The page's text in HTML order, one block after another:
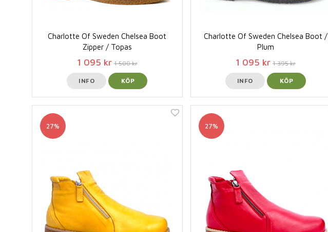
Charlotte Of Sweden Chelsea Boot
Zipper / Topas
1 095 kr 1 500 kr
INFO KÖP
Charlotte Of Sweden Chelsea Boot /
Plum
1 095 kr 1 395 kr
INFO KÖP
27% 27%